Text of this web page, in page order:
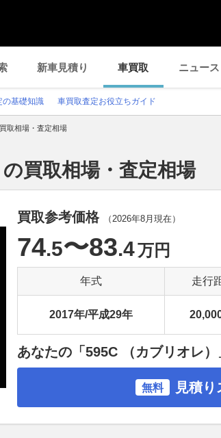
新車見積り 車買取 ニュース
の基礎知識 車買取査定お役立ちガイド
取相場・査定相場
買取相場・査定相場
買取参考価格 （2026年8月 現在）
74.5〜83.4万円
年式 走行
2017年/平成29年
あなたの「595C （カブリオレ
無料 見積